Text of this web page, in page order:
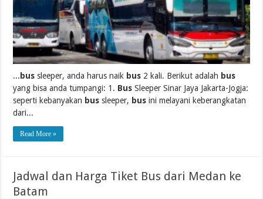
...bus sleeper, anda harus naik bus 2 kali. Berikut adalah bus
yang bisa anda tumpangi: 1. Bus Sleeper Sinar Jaya Jakarta-Jogja:
seperti kebanyakan bus sleeper, bus ini melayani keberangkatan
dari...
Read More »
Jadwal dan Harga Tiket Bus dari Medan ke
Batam